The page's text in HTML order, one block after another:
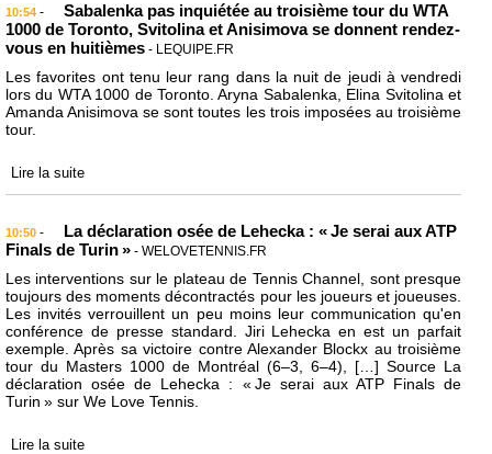
10:54 -
Sabalenka pas inquiétée au troisième tour du WTA
1000 de Toronto, Svitolina et Anisimova se donnent rendez-
vous en huitièmes - LEQUIPE.FR
Les favorites ont tenu leur rang dans la nuit de jeudi à vendredi
lors du WTA 1000 de Toronto. Aryna Sabalenka, Elina Svitolina et
Amanda Anisimova se sont toutes les trois imposées au troisième
tour.
Lire la suite
10:50 -
La déclaration osée de Lehecka : « Je serai aux ATP
Finals de Turin » - WELOVETENNIS.FR
Les interventions sur le plateau de Tennis Channel, sont presque
toujours des moments décontractés pour les joueurs et joueuses.
Les invités verrouillent un peu moins leur communication qu'en
conférence de presse standard. Jiri Lehecka en est un parfait
exemple. Après sa victoire contre Alexander Blockx au troisième
tour du Masters 1000 de Montréal (6–3, 6–4), […] Source La
déclaration osée de Lehecka : « Je serai aux ATP Finals de
Turin » sur We Love Tennis.
Lire la suite